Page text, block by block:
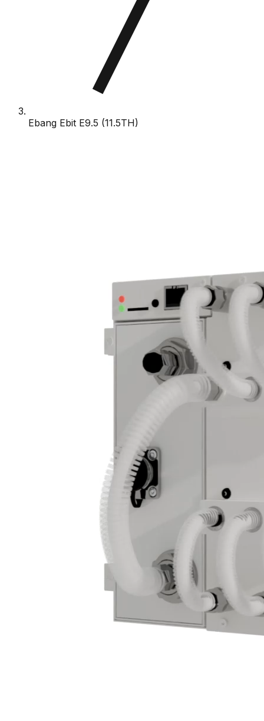
Ebang Ebit E9.5 (11.5TH)